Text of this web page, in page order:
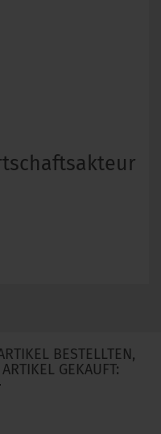
BESTELLTEN,
GEKAUFT: